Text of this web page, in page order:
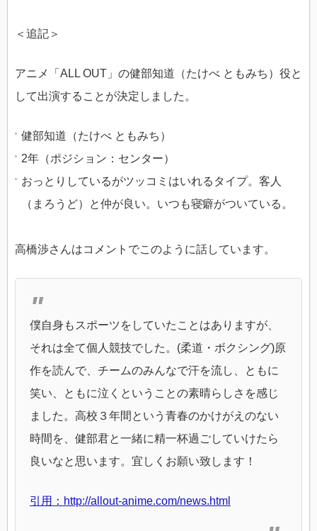
＜追記＞
アニメ「ALL OUT」の健部知道（たけべ ともみち）役と
して出演することが決定しました。
健部知道（たけべ ともみち）
2年（ポジション：センター）
おっとりしているがツッコミはいれるタイプ。客人
（まろうど）と仲が良い。いつも寝癖がついている。
高橋渉さんはコメントでこのように話しています。
僕自身もスポーツをしていたことはありますが、
それは全て個人競技でした。(柔道・ボクシング)原
作を読んで、チームのみんなで汗を流し、ともに
笑い、ともに泣くということの素晴らしさを感じ
ました。高校３年間という青春のかけがえのない
時間を、健部君と一緒に精一杯過ごしていけたら
良いなと思います。宜しくお願い致します！
引用：http://allout-anime.com/news.html